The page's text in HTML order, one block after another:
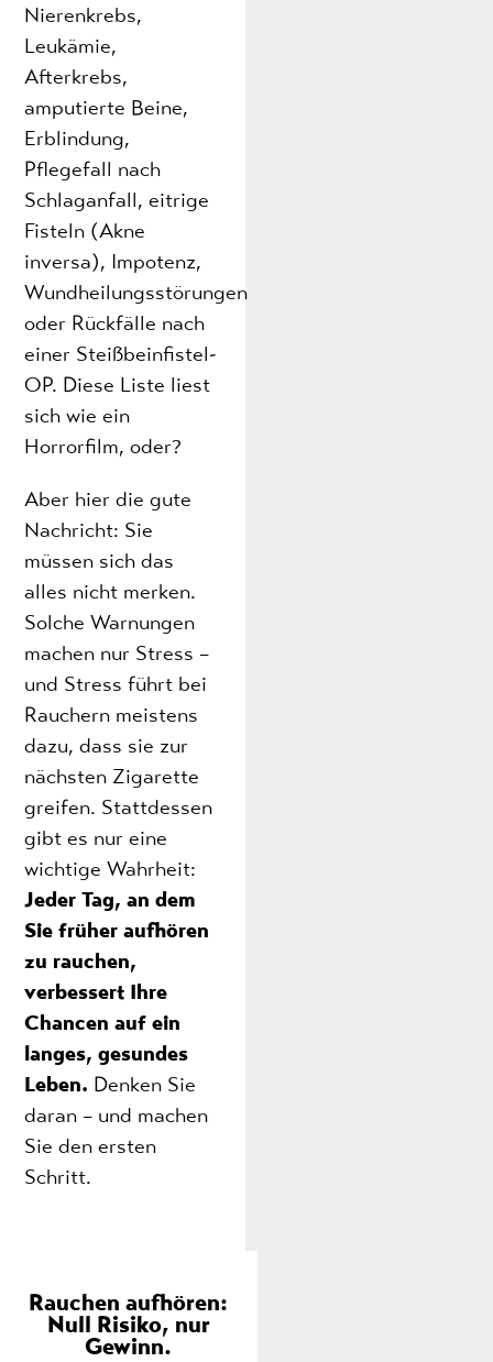
Nierenkrebs,
Leukämie,
Afterkrebs,
amputierte Beine,
Erblindung,
Pflegefall nach
Schlaganfall, eitrige
Fisteln (Akne
inversa), Impotenz,
Wundheilungsstörungen
oder Rückfälle nach
einer Steißbeinfistel-
OP. Diese Liste liest
sich wie ein
Horrorfilm, oder?
Aber hier die gute
Nachricht: Sie
müssen sich das
alles nicht merken.
Solche Warnungen
machen nur Stress –
und Stress führt bei
Rauchern meistens
dazu, dass sie zur
nächsten Zigarette
greifen. Stattdessen
gibt es nur eine
wichtige Wahrheit:
Jeder Tag, an dem
Sie früher aufhören
zu rauchen,
verbessert Ihre
Chancen auf ein
langes, gesundes
Leben. Denken Sie
daran – und machen
Sie den ersten
Schritt.
Rauchen aufhören:
Null Risiko, nur
Gewinn.